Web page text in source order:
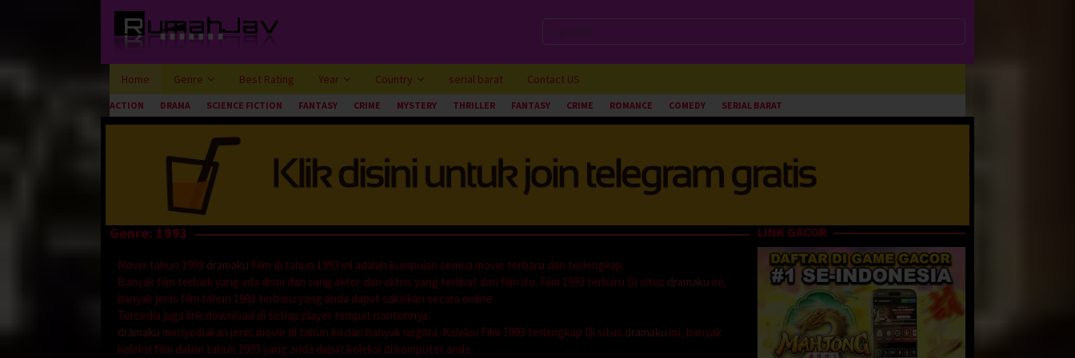
Home Genre Best Rating Year Country serial barat Contact US
ACTION DRAMA SCIENCE FICTION FANTASY CRIME MYSTERY THRILLER FANTASY CRIME ROMANCE COMEDY SERIAL BARAT
Genre: 1993
Movie tahun 1993 dramaku Film di tahun 1993 ini adalah kumpulan semua movie terbaru dan terlengkap.
Banyak film terbaik yang ada disni dari sang aktor dan aktris yang terlibat dari film itu. Film 1993 terbaru Di situs dramaku ini,
banyak jenis film tahun 1993 terbaru yang anda dapat saksikan secara online.
Tersedia juga link download di setiap player tempat nontonnya.
dramaku menyediakan jenis movie di tahun ini dari banyak negara. Koleksi Film 1993 terlengkap Di situs dramaku ini, banyak
koleksi film dalam tahun 1993 yang anda dapat koleksi di komputer anda.
LINK GACOR